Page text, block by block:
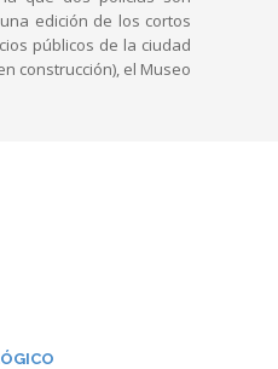
edición de los cortos
públicos de la ciudad
construcción), el Museo